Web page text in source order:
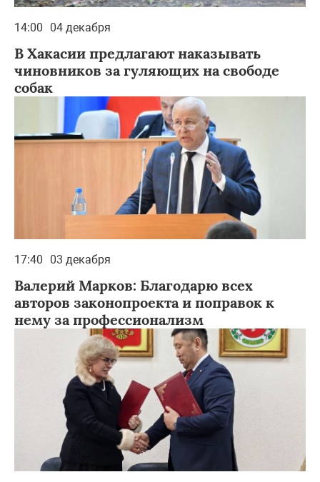
14:00 04 декабря
В Хакасии предлагают наказывать
чиновников за гуляющих на свободе
собак
17:40 03 декабря
Валерий Марков: Благодарю всех
авторов законопроекта и поправок к
нему за профессионализм